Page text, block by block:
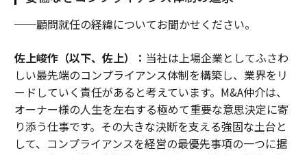
──顧問就任の経緯についてお聞かせください。
佐上峻作（以下、佐上）： 当社は上場企業としてふさわ
しい最先端のコンプライアンス体制を構築し、業界をリ
ードしていく責任があると考えています。M&A仲介は、
オーナー様の人生を左右する極めて重要な意思決定に寄
り添う仕事です。その大きな決断を支える強固な土台と
して、コンプライアンスを経営の最優先事項の一つに据